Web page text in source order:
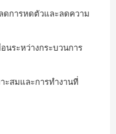
ดการหดตัวและลดความ
นระหว่างกระบวนการ
ะสมและการทํางานที่